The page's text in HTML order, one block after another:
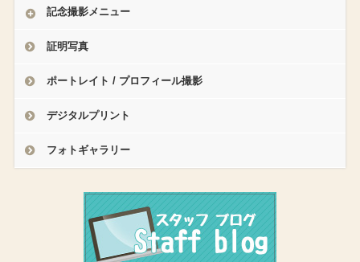
記念撮影メニュー
証明写真
ポートレイト / プロフィール撮影
デジタルプリント
フォトギャラリー